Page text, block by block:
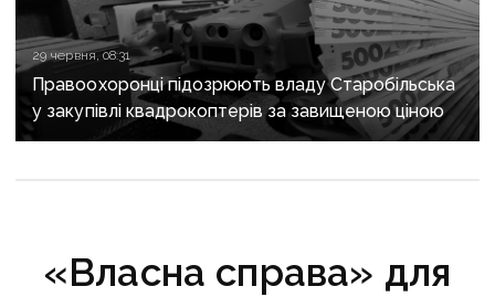
29 червня, 08:31
Правоохоронці підозрюють владу Старобільська
у закупівлі квадрокоптерів за завищеною ціною
«Власна справа» для